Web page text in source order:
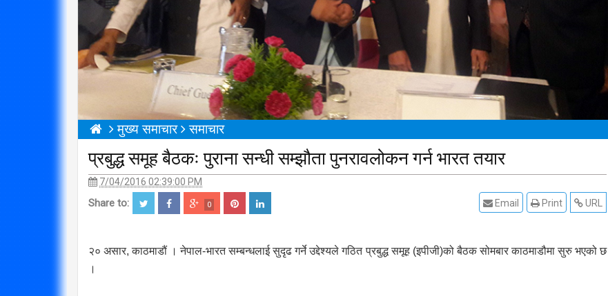
मुख्य समाचार समाचार
प्रबुद्ध समूह बैठकः पुराना सन्धी सम्झौता पुनरावलोकन गर्न भारत तयार
7/04/2016 02:39:00 PM
Share to: 0 URL
Print
Email
२० असार, काठमाडौं । नेपाल-भारत सम्बन्धलाई सुदृढ गर्ने उद्देश्यले गठित प्रबुद्ध समूह (इपीजी)को बैठक सोमबार काठमाडौमा सुरु भएको छ
।